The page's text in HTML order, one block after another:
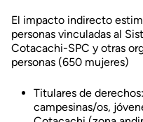
El impacto indirecto
personas vinculadas al
Cotacachi-SPC y otras
personas (650 mujeres)
Titulares de
campesinas/os,